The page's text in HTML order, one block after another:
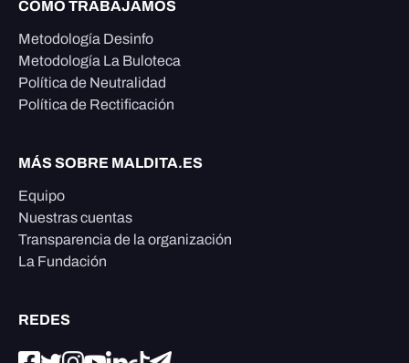
CÓMO TRABAJAMOS
Metodología Desinfo
Metodología La Buloteca
Política de Neutralidad
Política de Rectificación
MÁS SOBRE MALDITA.ES
Equipo
Nuestras cuentas
Transparencia de la organización
La Fundación
REDES